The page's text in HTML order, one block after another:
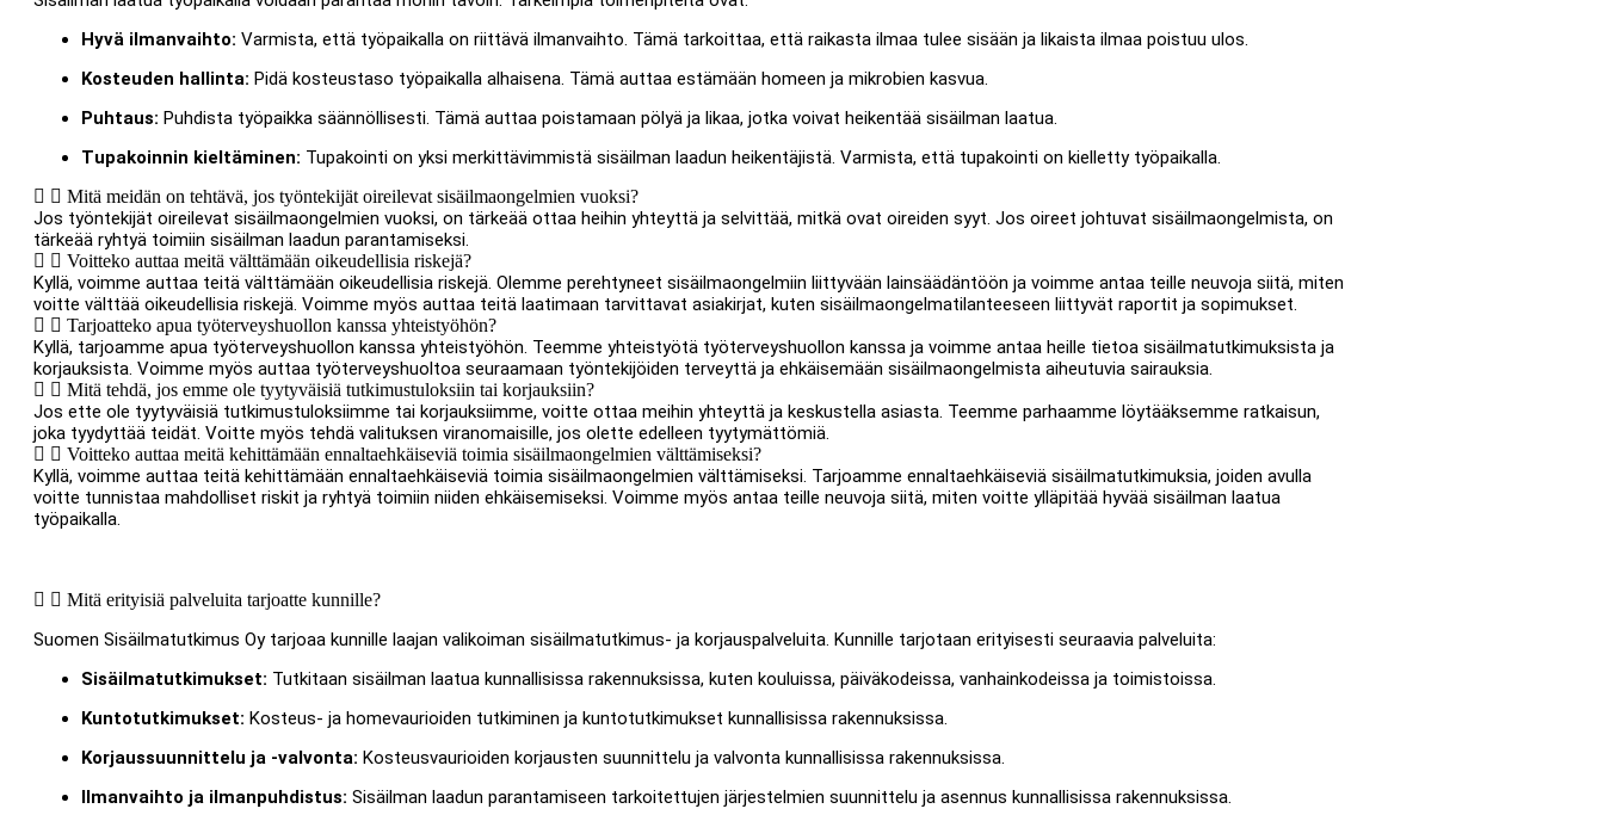
Hyvä ilmanvaihto: Varmista, että työpaikalla on riittävä ilmanvaihto. Tämä tarkoittaa, että raikasta ilmaa tulee sisään ja likaista ilmaa poistuu ulos.
Kosteuden hallinta: Pidä kosteustaso työpaikalla alhaisena. Tämä auttaa estämään homeen ja mikrobien kasvua.
Puhtaus: Puhdista työpaikka säännöllisesti. Tämä auttaa poistamaan pölyä ja likaa, jotka voivat heikentää sisäilman laatua.
Tupakoinnin kieltäminen: Tupakointi on yksi merkittävimmistä sisäilman laadun heikentäjistä. Varmista, että tupakointi on kielletty työpaikalla.
Mitä meidän on tehtävä, jos työntekijät oireilevat sisäilmaongelmien vuoksi?
Jos työntekijät oireilevat sisäilmaongelmien vuoksi, on tärkeää ottaa heihin yhteyttä ja selvittää, mitkä ovat oireiden syyt. Jos oireet johtuvat sisäilmaongelmista, on
tärkeää ryhtyä toimiin sisäilman laadun parantamiseksi.
Voitteko auttaa meitä välttämään oikeudellisia riskejä?
Kyllä, voimme auttaa teitä välttämään oikeudellisia riskejä. Olemme perehtyneet sisäilmaongelmiin liittyvään lainsäädäntöön ja voimme antaa teille neuvoja siitä, miten
voitte välttää oikeudellisia riskejä. Voimme myös auttaa teitä laatimaan tarvittavat asiakirjat, kuten sisäilmaongelmatilanteeseen liittyvät raportit ja sopimukset.
Tarjoatteko apua työterveyshuollon kanssa yhteistyöhön?
Kyllä, tarjoamme apua työterveyshuollon kanssa yhteistyöhön. Teemme yhteistyötä työterveyshuollon kanssa ja voimme antaa heille tietoa sisäilmatutkimuksista ja
korjauksista. Voimme myös auttaa työterveyshuoltoa seuraamaan työntekijöiden terveyttä ja ehkäisemään sisäilmaongelmista aiheutuvia sairauksia.
Mitä tehdä, jos emme ole tyytyväisiä tutkimustuloksiin tai korjauksiin?
Jos ette ole tyytyväisiä tutkimustuloksiimme tai korjauksiimme, voitte ottaa meihin yhteyttä ja keskustella asiasta. Teemme parhaamme löytääksemme ratkaisun,
joka tyydyttää teidät. Voitte myös tehdä valituksen viranomaisille, jos olette edelleen tyytymättömiä.
Voitteko auttaa meitä kehittämään ennaltaehkäiseviä toimia sisäilmaongelmien välttämiseksi?
Kyllä, voimme auttaa teitä kehittämään ennaltaehkäiseviä toimia sisäilmaongelmien välttämiseksi. Tarjoamme ennaltaehkäiseviä sisäilmatutkimuksia, joiden avulla
voitte tunnistaa mahdolliset riskit ja ryhtyä toimiin niiden ehkäisemiseksi. Voimme myös antaa teille neuvoja siitä, miten voitte ylläpitää hyvää sisäilman laatua
työpaikalla.
Mitä erityisiä palveluita tarjoatte kunnille?
Suomen Sisäilmatutkimus Oy tarjoaa kunnille laajan valikoiman sisäilmatutkimus- ja korjauspalveluita. Kunnille tarjotaan erityisesti seuraavia palveluita:
Sisäilmatutkimukset: Tutkitaan sisäilman laatua kunnallisissa rakennuksissa, kuten kouluissa, päiväkodeissa, vanhainkodeissa ja toimistoissa.
Kuntotutkimukset: Kosteus- ja homevaurioiden tutkiminen ja kuntotutkimukset kunnallisissa rakennuksissa.
Korjaussuunnittelu ja -valvonta: Kosteusvaurioiden korjausten suunnittelu ja valvonta kunnallisissa rakennuksissa.
Ilmanvaihto ja ilmanpuhdistus: Sisäilman laadun parantamiseen tarkoitettujen järjestelmien suunnittelu ja asennus kunnallisissa rakennuksissa.